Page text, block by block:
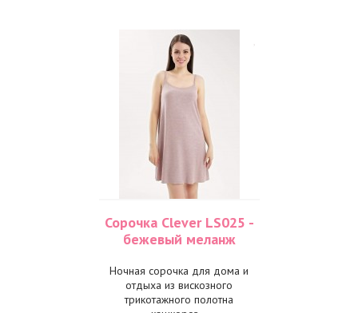
Сорочка Clever LS025 -
бежевый меланж
Ночная сорочка для дома и
отдыха из вискозного
трикотажного полотна